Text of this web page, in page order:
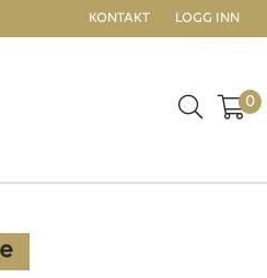
KONTAKT LOGG INN
0